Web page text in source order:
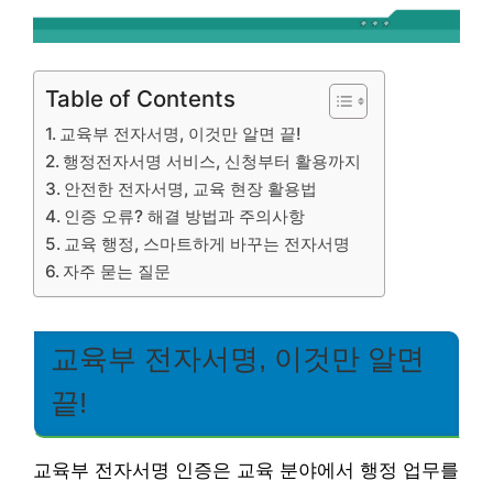
Table of Contents
교육부 전자서명, 이것만 알면 끝!
행정전자서명 서비스, 신청부터 활용까지
안전한 전자서명, 교육 현장 활용법
인증 오류? 해결 방법과 주의사항
교육 행정, 스마트하게 바꾸는 전자서명
자주 묻는 질문
교육부 전자서명, 이것만 알면
끝!
교육부 전자서명 인증은 교육 분야에서 행정 업무를